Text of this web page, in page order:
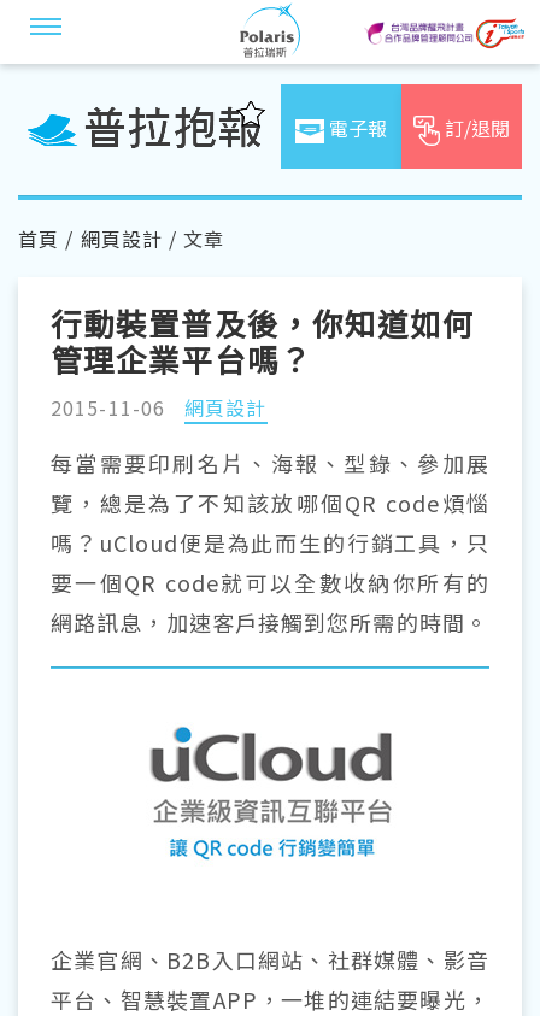
電子報 訂/退閱
首頁 / 網頁設計 / 文章
行動裝置普及後，你知道如何
管理企業平台嗎？
2015-11-06 網頁設計
每當需要印刷名片、海報、型錄、參加展
覽，總是為了不知該放哪個QR code煩惱
嗎？uCloud便是為此而生的行銷工具，只
要一個QR code就可以全數收納你所有的
網路訊息，加速客戶接觸到您所需的時間。
企業官網、B2B入口網站、社群媒體、影音
平台、智慧裝置APP，一堆的連結要曝光，